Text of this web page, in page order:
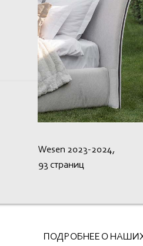
Wesen 2023-2024,
93 страниц
ПОДРОБНЕЕ О